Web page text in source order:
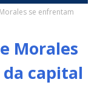
se enfrentam
Morales
capital